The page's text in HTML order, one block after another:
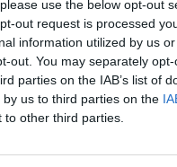
use the below opt-out
out request is processed
information utilized by us
out. You may separately
parties on the IAB’s list of
us to third parties on the
other third parties.
korábban
átalakul az
gyorsan valóság lett:
számos más
véleményük az